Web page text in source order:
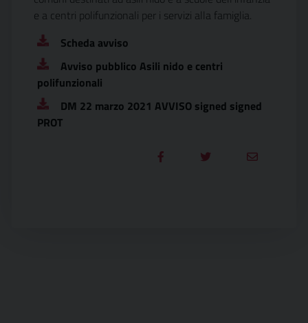
e a centri polifunzionali per i servizi alla famiglia.
Scheda avviso
Avviso pubblico Asili nido e centri
polifunzionali
DM 22 marzo 2021 AVVISO signed signed
PROT